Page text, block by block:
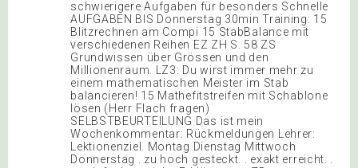
schwierigere Aufgaben für besonders Schnelle
AUFGABEN BIS Donnerstag 30min Training: 15
Blitzrechnen am Compi 15 StabBalance mit
verschiedenen Reihen EZ ZH S. 58 ZS
Grundwissen über Grössen und den
Millionenraum. LZ3: Du wirst immer mehr zu
einem mathematischen Meister im Stab
balancieren! 15 Mathefitstreifen mit Schablone
lösen (Herr Flach fragen)
SELBSTBEURTEILUNG Das ist mein
Wochenkommentar: Rückmeldungen Lehrer:
Lektionenziel. Montag Dienstag Mittwoch
Donnerstag . zu hoch gesteckt. . exakt erreicht. .